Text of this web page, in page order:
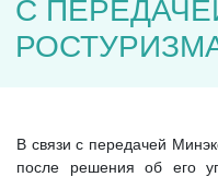
С
В связи с передачей
после решения об его